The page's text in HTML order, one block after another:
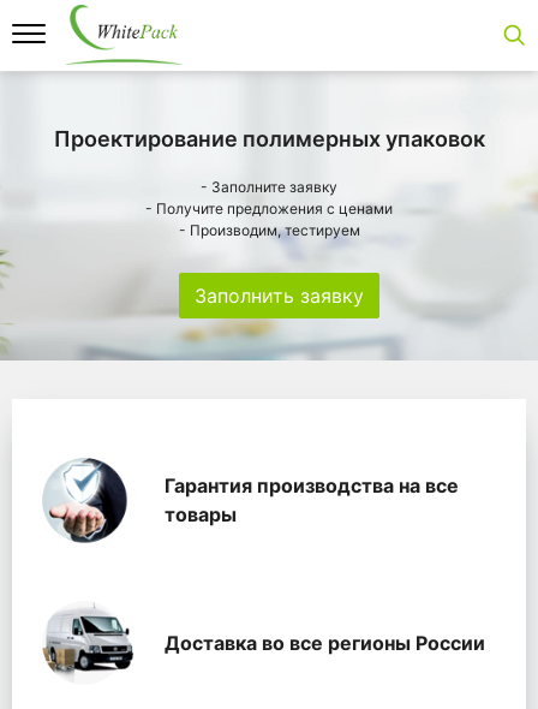
Проектирование полимерных упаковок
- Заполните заявку
- Получите предложения с ценами
- Производим, тестируем
Заполнить заявку
WhitePackГарантия производства на все
товары
Доставка во все регионы России